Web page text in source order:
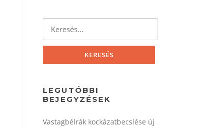
LEGUTÓBBI
BEJEGYZÉSEK
Vastagbélrák kockázatbecslése új